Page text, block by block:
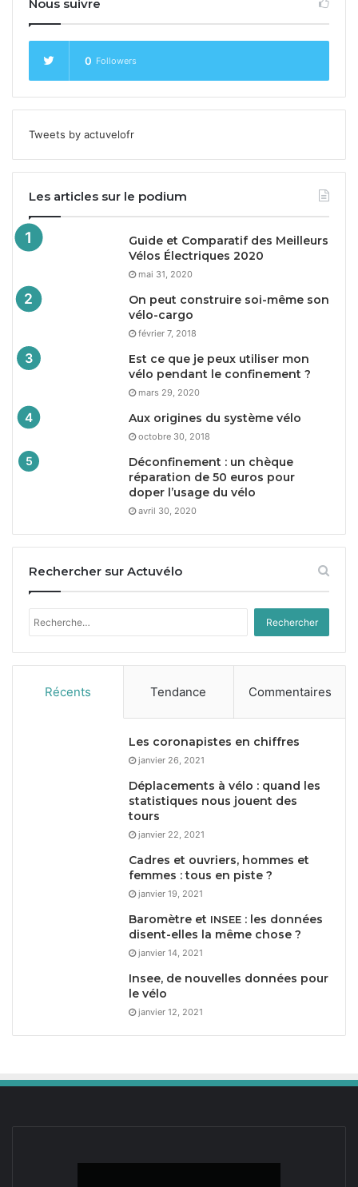
Nous suivre
0 Followers
Tweets by actuvelofr
Les articles sur le podium
Guide et Comparatif des Meilleurs
Vélos Électriques 2020
mai 31, 2020
On peut construire soi-même son
vélo-cargo
février 7, 2018
Est ce que je peux utiliser mon
vélo pendant le confinement ?
mars 29, 2020
Aux origines du système vélo
octobre 30, 2018
Déconfinement : un chèque
réparation de 50 euros pour
doper l’usage du vélo
avril 30, 2020
Rechercher sur Actuvélo
Rechercher :
Récents Tendance Commentaires
Les coronapistes en chiffres
janvier 26, 2021
Déplacements à vélo : quand les
statistiques nous jouent des
tours
janvier 22, 2021
Cadres et ouvriers, hommes et
femmes : tous en piste ?
janvier 19, 2021
Baromètre et INSEE : les données
disent-elles la même chose ?
janvier 14, 2021
Insee, de nouvelles données pour
le vélo
janvier 12, 2021